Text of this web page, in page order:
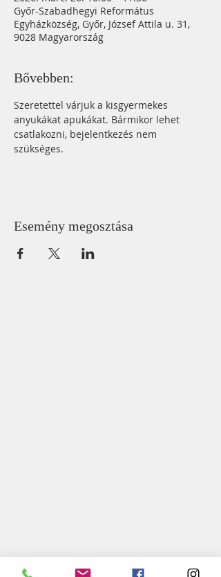
Győr-Szabadhegyi Református
Egyházközség, Győr, József Attila u. 31,
9028 Magyarország
Bővebben:
Szeretettel várjuk a kisgyermekes
anyukákat apukákat. Bármikor lehet
csatlakozni, bejelentkezés nem
szükséges.
Esemény megosztása